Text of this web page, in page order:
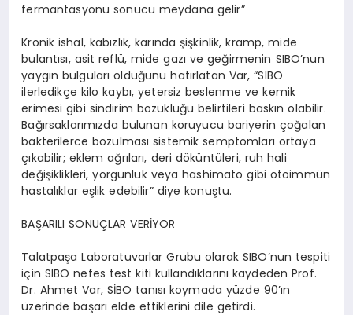
fermantasyonu sonucu meydana gelir”
Kronik ishal, kabızlık, karında şişkinlik, kramp, mide
bulantısı, asit reflü, mide gazı ve geğirmenin SIBO’nun
yaygın bulguları olduğunu hatırlatan Var, “SIBO
ilerledikçe kilo kaybı, yetersiz beslenme ve kemik
erimesi gibi sindirim bozukluğu belirtileri baskın olabilir.
Bağırsaklarımızda bulunan koruyucu bariyerin çoğalan
bakterilerce bozulması sistemik semptomları ortaya
çıkabilir; eklem ağrıları, deri döküntüleri, ruh hali
değişiklikleri, yorgunluk veya hashimato gibi otoimmün
hastalıklar eşlik edebilir” diye konuştu.
BAŞARILI SONUÇLAR VERİYOR
Talatpaşa Laboratuvarlar Grubu olarak SIBO’nun tespiti
için SIBO nefes test kiti kullandıklarını kaydeden Prof.
Dr. Ahmet Var, SİBO tanısı koymada yüzde 90’ın
üzerinde başarı elde ettiklerini dile getirdi.